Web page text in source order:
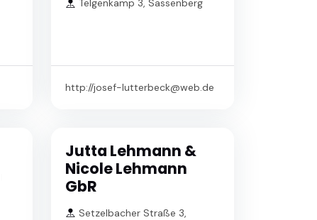
Telgenkamp 3, Sassenberg
http://josef-lutterbeck@web.de
Jutta Lehmann &
Nicole Lehmann
GbR
Setzelbacher Straße 3,